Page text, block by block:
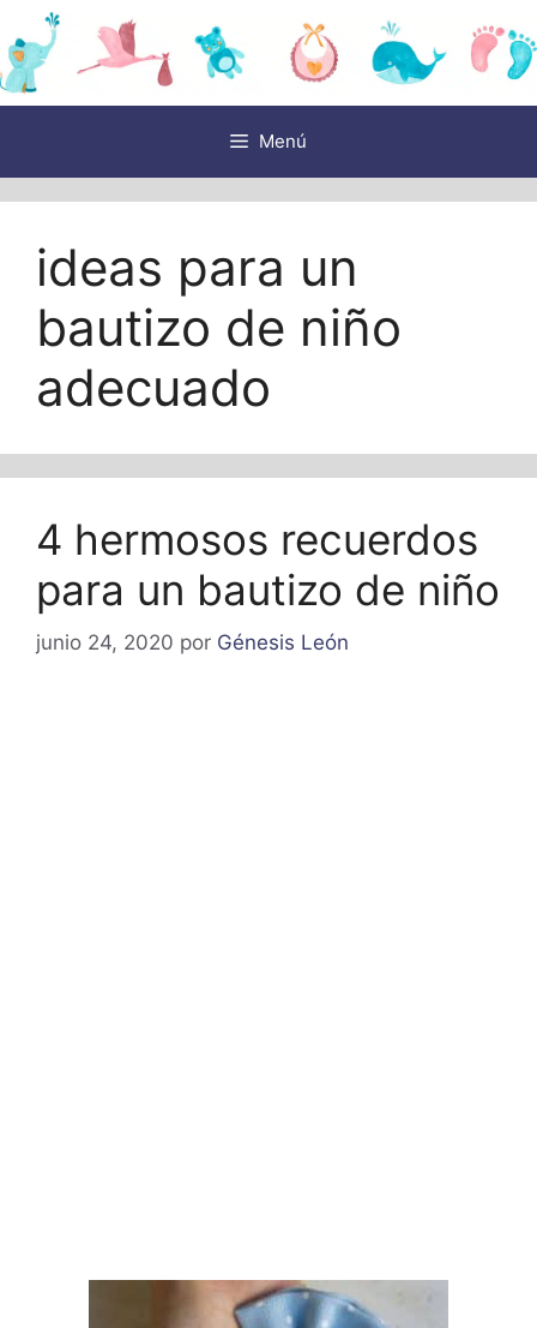
Saltar
al
contenido
Menú
ideas para un
bautizo de niño
adecuado
4 hermosos recuerdos
para un bautizo de niño
junio 24, 2020 por Génesis León